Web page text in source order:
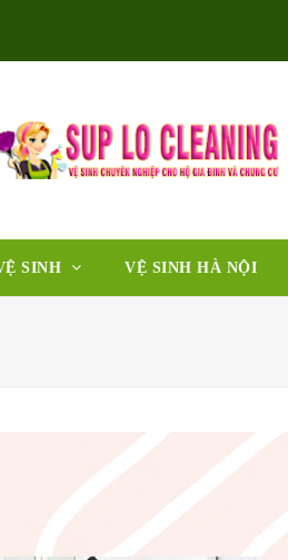
SINH VỆ SINH HÀ NỘI